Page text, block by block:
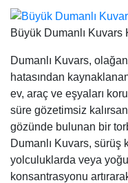
Büyük Dumanlı Kuvars
Dumanlı Kuvars,
hatasından
ev, araç ve eşyaları
süre gözetimsiz
gözünde bulunan bir
Dumanlı Kuvars,
yolculuklarda veya
konsantrasyonu